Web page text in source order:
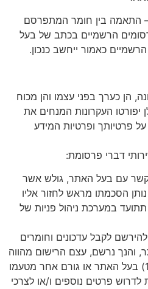
התאמה בין חומר המתפרסם
הרשמיים בכתב של בעל
כאמור ייחשב כנכון.
הן כערך בפני עצמו והן מכוח
יפורטו העקרונות המנחים את
פרטיותך ופרטיות המידע
דברי פרסומת:
עם בעל האתר, גולש אשר
הסכמתו מראש לחזור אליו
תתועד במערכת ניהול פניות של
לקבל עדכונים וחומרים
והנך נרשם, עצם הרישום מהווה
הסכמה שלך מראש לכך ש: (1) בעל האתר או גורם אחר מטעמו
לדרוש פרטים נוספים ו/או לצרכי